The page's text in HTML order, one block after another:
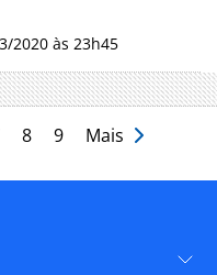
2020 às 23h45
8 9 Mais